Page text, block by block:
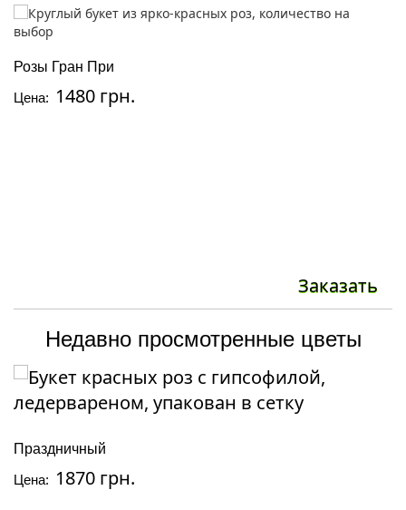
Розы Гран При
Цена: 1480 грн.
Заказать
Недавно просмотренные цветы
Праздничный
Цена: 1870 грн.